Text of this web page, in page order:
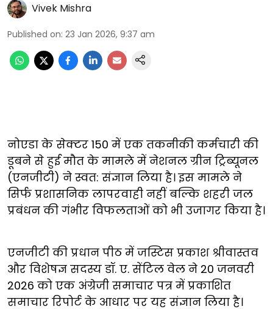
Vivek Mishra
Published on: 23 Jan 2026, 9:37 am
नोएडा के सेक्टर 150 में एक तकनीकी कर्मचारी की
डूबने से हुई मौत के मामले में नेशनल ग्रीन ट्रिब्यूनल
(एनजीटी) ने स्वत: संज्ञान लिया है। इस मामले ने
सिर्फ प्रशासनिक लापरवाही नहीं बल्कि शहरी जल
प्रबंधन की गंभीर विफलताओं को भी उजागर किया है।
एनजीटी की प्रधान पीठ में जस्टिस प्रकाश श्रीवास्तव
और विशेषज्ञ सदस्य डॉ. ए. सेंटिल वेल ने 20 जनवरी
2026 को एक अंग्रेजी समाचार पत्र में प्रकाशित
समाचार रिपोर्ट के आधार पर यह संज्ञान लिया है।